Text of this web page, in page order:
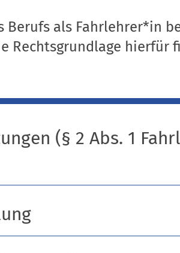
Berufs als Fahrlehrer*in
Rechtsgrundlage hierfür
(§ 2 Abs. 1